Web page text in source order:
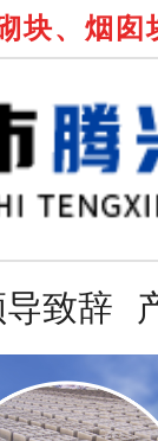
块、烟
致辞
导致辞